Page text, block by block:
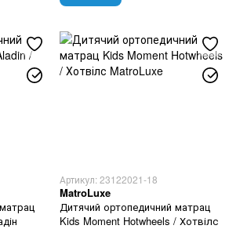
Артикул: 23122021-18
MatroLuxe
Дитячий ортопедичний матрац
Kids Moment Hotwheels / Хотвілс